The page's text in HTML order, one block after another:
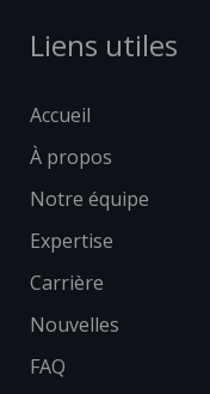
Liens utiles
Accueil
À propos
Notre équipe
Expertise
Carrière
Nouvelles
FAQ